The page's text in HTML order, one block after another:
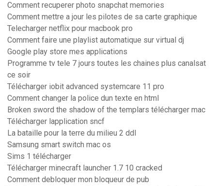
Comment recuperer photo snapchat memories
Comment mettre a jour les pilotes de sa carte graphique
Telecharger netflix pour macbook pro
Comment faire une playlist automatique sur virtual dj
Google play store mes applications
Programme tv tele 7 jours toutes les chaines plus canalsat
ce soir
Télécharger iobit advanced systemcare 11 pro
Comment changer la police dun texte en html
Broken sword the shadow of the templars télécharger mac
Télécharger lapplication sncf
La bataille pour la terre du milieu 2 ddl
Samsung smart switch mac os
Sims 1 télécharger
Télécharger minecraft launcher 1.7 10 cracked
Comment debloquer mon bloqueur de pub